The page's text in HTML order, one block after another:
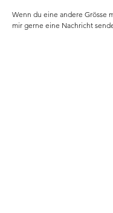
Wenn du eine andere Grösse
mir gerne eine Nachricht